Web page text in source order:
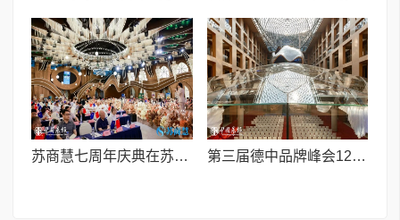
苏商慧七周年庆典在苏州隆重举行 七大联创共启发展新篇章 第三届德中品牌峰会12月将在柏林举办，聚焦人工智能时代品牌全球化发展